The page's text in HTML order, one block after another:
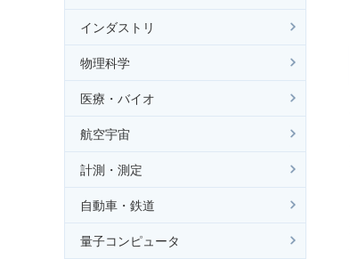
インダストリ
物理科学
医療・バイオ
航空宇宙
計測・測定
自動車・鉄道
量子コンピュータ